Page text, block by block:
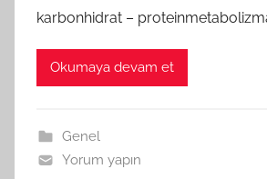
karbonhidrat –
Okumaya devam et
Genel
Yorum yapın